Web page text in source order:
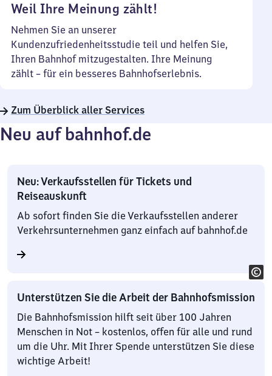
Weil Ihre Meinung zählt!
Nehmen Sie an unserer
Kundenzufriedenheitsstudie teil und helfen Sie,
Ihren Bahnhof mitzugestalten. Ihre Meinung
zählt – für ein besseres Bahnhofserlebnis.
Zum Überblick aller Services
Neu auf bahnhof.de
Neu: Verkaufsstellen für Tickets und
Reiseauskunft
Ab sofort finden Sie die Verkaufsstellen anderer
Verkehrsunternehmen ganz einfach auf bahnhof.de
Unterstützen Sie die Arbeit der Bahnhofsmission
Die Bahnhofsmission hilft seit über 100 Jahren
Menschen in Not – kostenlos, offen für alle und rund
um die Uhr. Mit Ihrer Spende unterstützen Sie diese
wichtige Arbeit!